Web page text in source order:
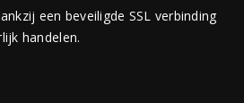
een beveiligde SSL verbinding
handelen.